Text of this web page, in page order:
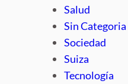
Salud
Sin Categoria
Sociedad
Suiza
Tecnología